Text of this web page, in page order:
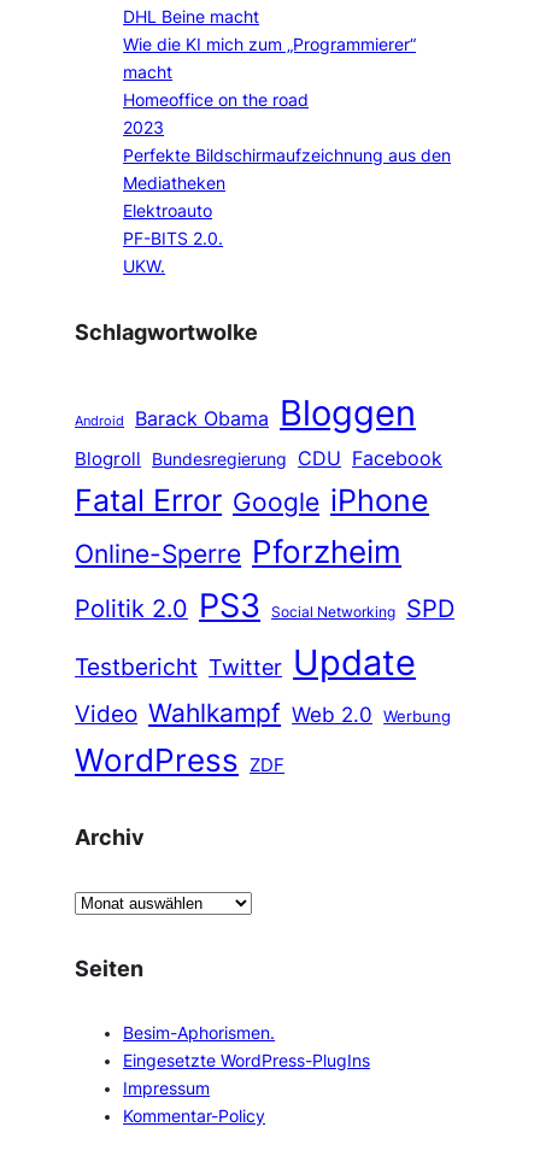
DHL Beine macht
Wie die KI mich zum „Programmierer“
macht
Homeoffice on the road
2023
Perfekte Bildschirmaufzeichnung aus den
Mediatheken
Elektroauto
PF-BITS 2.0.
UKW.
Schlagwortwolke
Android Barack Obama Bloggen
Blogroll Bundesregierung CDU Facebook
Fatal Error Google iPhone
Online-Sperre Pforzheim
Politik 2.0 PS3 Social Networking
SPD
Testbericht Twitter Update
Video Wahlkampf Web 2.0 Werbung
WordPress ZDF
Archiv
A
c
h
Seiten
Besim-Aphorismen.
Eingesetzte WordPress-PlugIns
Impressum
Kommentar-Policy